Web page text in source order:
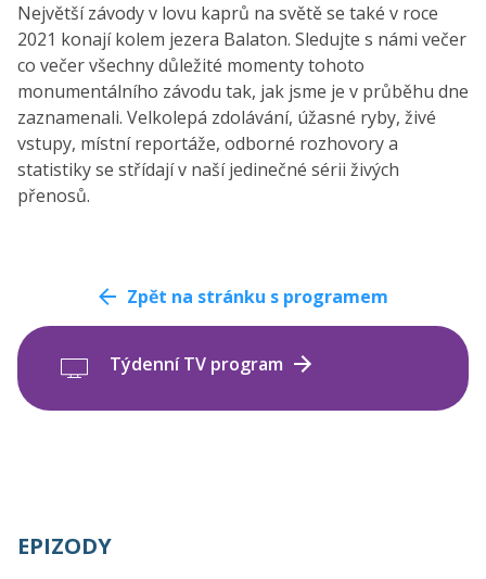
Největší závody v lovu kaprů na světě se také v roce
2021 konají kolem jezera Balaton. Sledujte s námi večer
co večer všechny důležité momenty tohoto
monumentálního závodu tak, jak jsme je v průběhu dne
zaznamenali. Velkolepá zdolávání, úžasné ryby, živé
vstupy, místní reportáže, odborné rozhovory a
statistiky se střídají v naší jedinečné sérii živých
přenosů.
Zpět na stránku s programem
Týdenní TV program
EPIZODY